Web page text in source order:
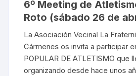
6º Meeting de
Roto (sábado 26 de
La Asociación Vecinal La
Cármenes os invita a participar
POPULAR DE ATLETISMO que
organizando desde hace unos